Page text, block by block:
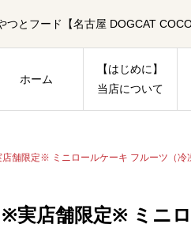
とフード【名古屋 DOGCAT COCO
ホーム
【はじめに】
当店について
舗限定※ ミニロールケーキ フルーツ（冷
※実店舗限定※ ミニ